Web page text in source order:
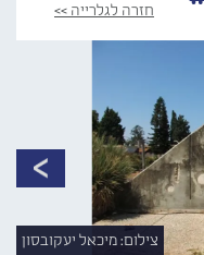
חזרה לגלרייה >>
צילום: מיכאל יעקובסון